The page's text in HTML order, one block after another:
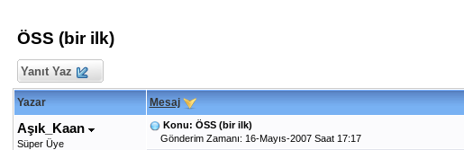
ÖSS (bir ilk)
Yanıt Yaz
Yazar Mesaj
Aşık_Kaan
Süper Üye
Konu: ÖSS (bir ilk)
Gönderim Zamanı: 16-Mayıs-2007 Saat 17:17